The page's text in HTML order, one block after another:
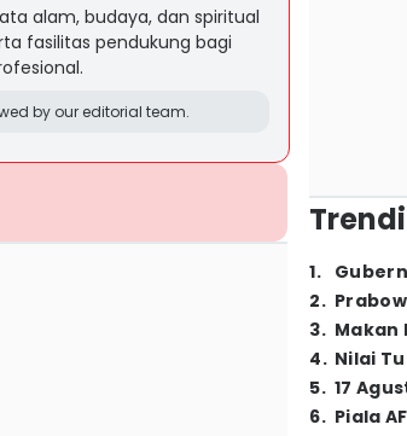
alam, budaya, dan spiritual
fasilitas pendukung bagi
by our editorial team.
1.
2.
3. Makan
4. Nilai
5. 17
6. Piala